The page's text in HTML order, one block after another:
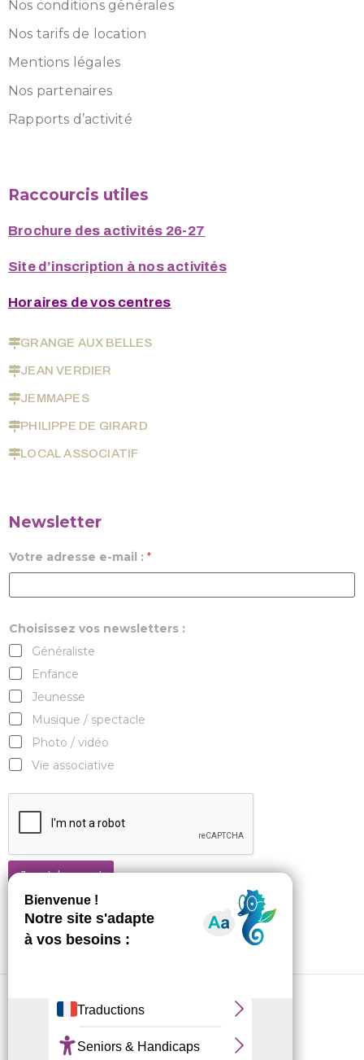
Nos conditions générales
Nos tarifs de location
Mentions légales
Nos partenaires
Rapports d’activité
Raccourcis utiles
Brochure des activités 26-27
Site d’inscription à nos activités
Horaires de vos centres
GRANGE AUX BELLES
JEAN VERDIER
JEMMAPES
PHILIPPE DE GIRARD
LOCAL ASSOCIATIF
Newsletter
Votre adresse e-mail : *
Choisissez vos newsletters :
Généraliste
Enfance
Jeunesse
Musique / spectacle
Photo / vidéo
Vie associative
Je m'abonne !